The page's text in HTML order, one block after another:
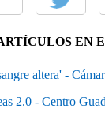
EN
altera' -
2.0 - Centro